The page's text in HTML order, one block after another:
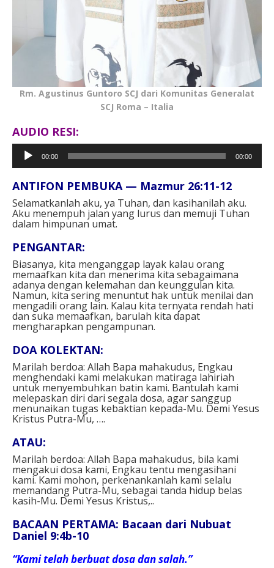
Rm. Agustinus Guntoro SCJ dari Komunitas Generalat
SCJ Roma – Italia
AUDIO RESI:
Pemutar
Audio
00:00 00:00
ANTIFON PEMBUKA — Mazmur 26:11-12⁣
Selamatkanlah aku, ya Tuhan, dan kasihanilah aku.
Aku menempuh jalan yang lurus dan memuji Tuhan
dalam himpunan umat.⁣
PENGANTAR⁣:
Biasanya, kita menganggap layak kalau orang
memaafkan kita dan menerima kita sebagaimana
adanya dengan kelemahan dan keunggulan kita.
Namun, kita sering menuntut hak untuk menilai dan
mengadili orang lain. Kalau kita ternyata rendah hati
dan suka memaafkan, barulah kita dapat
mengharapkan pengampunan.⁣
DOA KOLEKTAN⁣:
Marilah berdoa: Allah Bapa mahakudus, Engkau
menghendaki kami melakukan matiraga lahiriah
untuk menyembuhkan batin kami. Bantulah kami
melepaskan diri dari segala dosa, agar sanggup
menunaikan tugas kebaktian kepada-Mu. Demi Yesus
Kristus Putra-Mu, ….⁣
ATAU⁣:
Marilah berdoa: Allah Bapa mahakudus, bila kami
mengakui dosa kami, Engkau tentu mengasihani
kami. Kami mohon, perkenankanlah kami selalu
memandang Putra-Mu, sebagai tanda hidup belas
kasih-Mu. Demi Yesus Kristus,..
BACAAN PERTAMA: Bacaan dari Nubuat
Daniel 9:4b-10
“Kami telah berbuat dosa dan salah.”